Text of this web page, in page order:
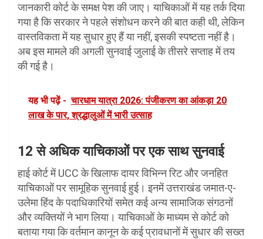
जानकारी कोर्ट के समक्ष पेश की जाए। याचिकाओं में यह तर्क दिया
गया है कि सरकार ने पहले संशोधन करने की बात कही थी, लेकिन
वास्तविकता में यह सुधार हुए हैं या नहीं, इसकी स्पष्टता नहीं है।
अब इस मामले की अगली सुनवाई जुलाई के तीसरे सप्ताह में तय
की गई है।
यह भी पढ़ें - चारधाम यात्रा 2026: पंजीकरण का आंकड़ा 20
लाख के पार, श्रद्धालुओं में भारी उत्साह
12 से अधिक याचिकाओं पर एक साथ सुनवाई
हाई कोर्ट में UCC के खिलाफ दायर विभिन्न रिट और जनहित
याचिकाओं पर सामूहिक सुनवाई हुई। इनमें उत्तराखंड जमात-ए-
उलेमा हिंद के पदाधिकारियों समेत कई अन्य सामाजिक संगठनों
और व्यक्तियों ने भाग लिया। याचिकाओं के माध्यम से कोर्ट को
बताया गया कि वर्तमान कानून के कई प्रावधानों में सुधार की सख्त